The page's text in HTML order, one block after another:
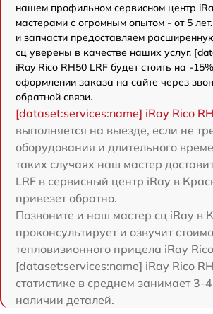
нашем профильном сервисном центр
мастерами с огромным опытом - от 5
и запчасти предоставляем
сц уверены в качестве наших услуг.
iRay Rico RH50 LRF будет стоить на -
оформлении заказа на сайте через
обратной связи.
[dataset:services:name] iRay Rico
выполняется на выезде, если не
оборудования и длительного
таких случаях наш мастер
LRF в сервисный центр iRay в
привезет обратно.
Позвоните и наш мастер сц iRay в
проконсультирует и озвучит
тепловизионного прицела iRay
[dataset:services:name] iRay Rico
статистике в среднем занимает 3-
наличии деталей.